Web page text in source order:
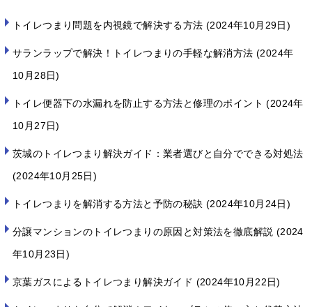
トイレつまり問題を内視鏡で解決する方法 2024年10月29日
サランラップで解決！トイレつまりの手軽な解消方法
2024年
10月28日
トイレ便器下の水漏れを防止する方法と修理のポイント 2024年
10月27日
茨城のトイレつまり解決ガイド：業者選びと自分でできる対処法
2024年10月25日
トイレつまりを解消する方法と予防の秘訣 2024年10月24日
分譲マンションのトイレつまりの原因と対策法を徹底解説
2024
年10月23日
京葉ガスによるトイレつまり解決ガイド 2024年10月22日